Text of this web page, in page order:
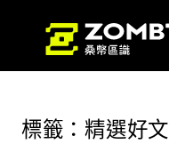
標籤：精選好文